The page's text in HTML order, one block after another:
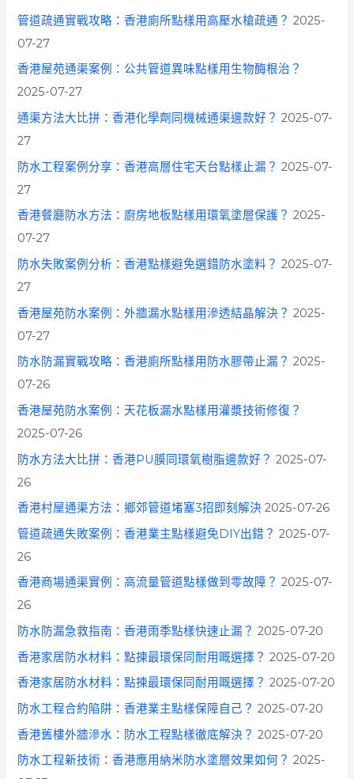
管道疏通實戰攻略：香港廁所點樣用高壓水槍疏通？ 2025-
07-27
香港屋苑通渠案例：公共管道異味點樣用生物酶根治？
2025-07-27
通渠方法大比拼：香港化學劑同機械通渠邊款好？ 2025-07-
27
防水工程案例分享：香港高層住宅天台點樣止漏？ 2025-07-
27
香港餐廳防水方法：廚房地板點樣用環氧塗層保護？ 2025-
07-27
防水失敗案例分析：香港點樣避免選錯防水塗料？ 2025-07-
27
香港屋苑防水案例：外牆漏水點樣用滲透結晶解決？ 2025-
07-27
防水防漏實戰攻略：香港廁所點樣用防水膠帶止漏？ 2025-
07-26
香港屋苑防水案例：天花板漏水點樣用灌漿技術修復？
2025-07-26
防水方法大比拼：香港PU膜同環氧樹脂邊款好？ 2025-07-
26
香港村屋通渠方法：鄉郊管道堵塞3招即刻解決 2025-07-26
管道疏通失敗案例：香港業主點樣避免DIY出錯？ 2025-07-
26
香港商場通渠實例：高流量管道點樣做到零故障？ 2025-07-
26
防水防漏急救指南：香港雨季點樣快速止漏？ 2025-07-20
香港家居防水材料：點揀最環保同耐用嘅選擇？ 2025-07-20
香港家居防水材料：點揀最環保同耐用嘅選擇？ 2025-07-20
防水工程合約陷阱：香港業主點樣保障自己？ 2025-07-20
香港舊樓外牆滲水：防水工程點樣徹底解決？ 2025-07-20
防水工程新技術：香港應用納米防水塗層效果如何？ 2025-